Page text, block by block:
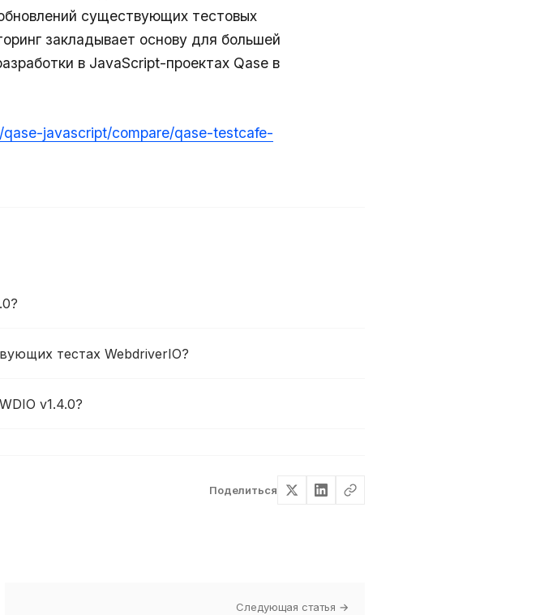
существующих тестовых
закладывает основу для большей
в JavaScript-проектах Qase в
javascript/compare/qase-testcafe-
тестах WebdriverIO?
v1.4.0?
Поделиться
Следующая статья →